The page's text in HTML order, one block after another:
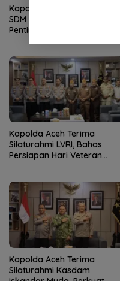
Kapolda Aceh Buka Rakernis
SDM 2026, Tekankan
Pentingnya SDM Unggul
Kapolda Aceh Terima
Silaturahmi LVRI, Bahas
Persiapan Hari Veteran
Kapolda Aceh Terima
Silaturahmi Kasdam